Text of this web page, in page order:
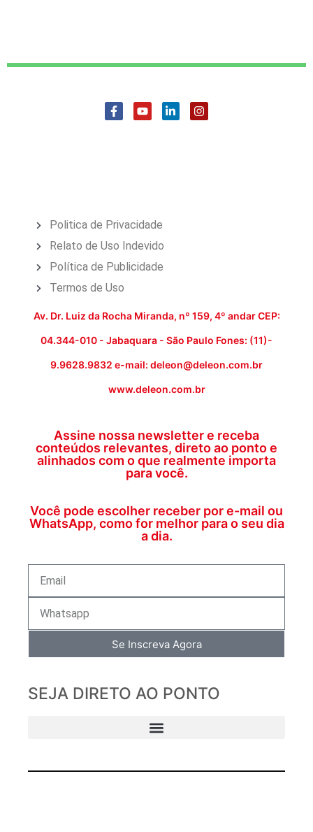
Politica de Privacidade
Relato de Uso Indevido
Política de Publicidade
Termos de Uso
Av. Dr. Luiz da Rocha Miranda, nº 159, 4º andar CEP:
04.344-010 - Jabaquara - São Paulo Fones: (11)-
9.9628.9832 e-mail: deleon@deleon.com.br
www.deleon.com.br
Assine nossa newsletter e receba
conteúdos relevantes, direto ao ponto e
alinhados com o que realmente importa
para você.
Você pode escolher receber por e-mail ou
WhatsApp, como for melhor para o seu dia
a dia.
Se Inscreva Agora
SEJA DIRETO AO PONTO